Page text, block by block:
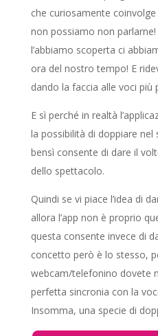
che curiosamente
non possiamo non
l’abbiamo scoperta ci
ora del nostro tempo! E
dando la faccia alle voci più
E sì perché in realtà
la possibilità di doppiare
bensì consente di dare il
dello spettacolo.
Quindi se vi piace l’idea di
allora l’app non è proprio
questa consente invece di
concetto però è lo stesso,
webcam/telefonino dovete
perfetta sincronia con la
Insomma, una specie di